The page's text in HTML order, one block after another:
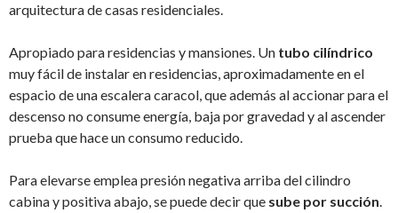
arquitectura de casas residenciales.
Apropiado para residencias y mansiones. Un tubo cilíndrico
muy fácil de instalar en residencias, aproximadamente en el
espacio de una escalera caracol, que además al accionar para el
descenso no consume energía, baja por gravedad y al ascender
prueba que hace un consumo reducido.
Para elevarse emplea presión negativa arriba del cilindro
cabina y positiva abajo, se puede decir que sube por succión.